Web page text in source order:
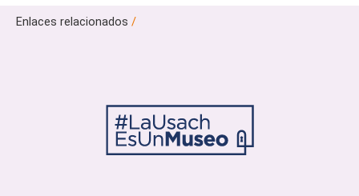
Enlaces relacionados /